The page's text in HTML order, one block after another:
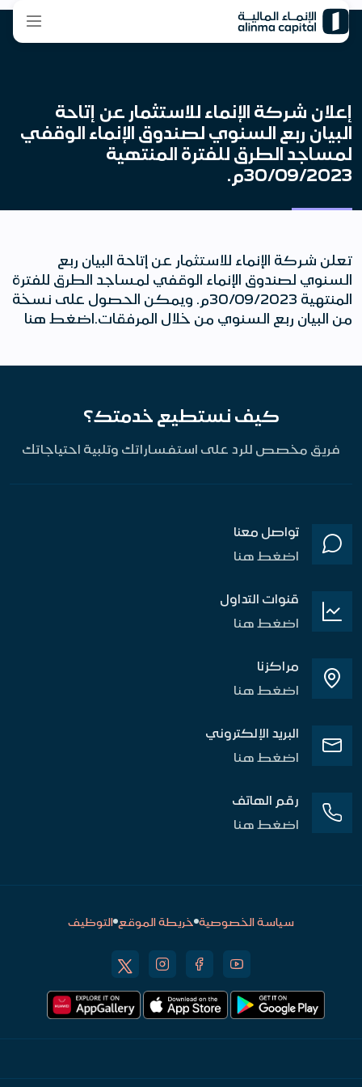
إعلان شركة الإنماء للاستثمار عن إتاحة
البيان ربع السنوي لصندوق الإنماء الوقفي
لمساجد الطرق للفترة المنتهية
30/09/2023م.
تعلن شركة الإنماء للاستثمار عن إتاحة البيان ربع
السنوي لصندوق الإنماء الوقفي لمساجد الطرق للفترة
المنتهية 30/09/2023م. ويمكن الحصول على نسخة
من البيان ربع السنوي من خلال المرفقات.اضغط هنا
كيف نستطيع خدمتك؟
فريق مخصص للرد على استفساراتك وتلبية احتياجاتك
تواصل معنا
اضغط هنا
قنوات التداول
اضغط هنا
مراكزنا
اضغط هنا
البريد الإلكتروني
اضغط هنا
رقم الهاتف
اضغط هنا
سياسة الخصوصية خريطة الموقع التوظيف